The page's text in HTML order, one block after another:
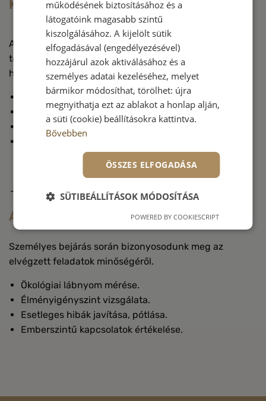
Kivitelezés
A munkavégzést igyekszünk nem megzavarni a
telepítések során. Csak minőségi változás marad, a
hulladékot eltakarítjuk.
Előzetes kivitelezések egyeztetése.
Szükséges falkezelések elvégzése.
Minőségi, garanciális kivitelezés.
Átadás
Személyes bejárás során bizonyosodunk meg az
elvégzett feladatok minőségéről.
Ökológiai lábnyom mérése.
Élményigényszint vizsgálata.
Esetleges hibák javítása, pótlása.
Emberszintű kapcsolatok értékelése.
működésének biztosításához és a
látogatóink magasabb szintű
kiszolgálásához. A kijelölt sütik
elfogadásával (engedélyezésével)
hozzájárul azok aktiválásához és a
személyes adatai kezeléséhez, melyet
bármikor módosíthat, törölhet: újra
megnyithatja ezt az ablakot a honlap alján,
a süti (cookie) beállításokra kattintva.
Bővebben
ÖSSZES ELFOGADÁSA
SÜTIBEÁLLÍTÁSOK MÓDOSÍTÁSA
POWERED BY COOKIESCRIPT